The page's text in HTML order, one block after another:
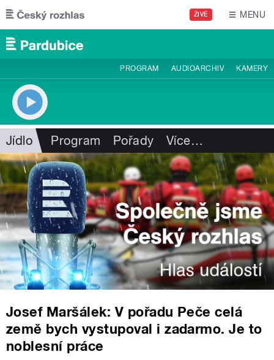
Přejít k hlavnímu obsahu
ŽIVĚ MENU
PROGRAM AUDIOARCHIV KAMERY
Jídlo Program Pořady Více…
Josef Maršálek: V pořadu Peče celá
země bych vystupoval i zadarmo. Je to
noblesní práce